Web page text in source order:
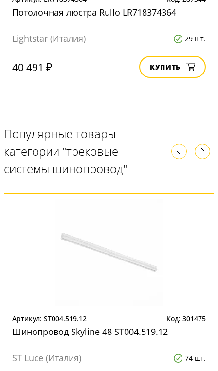
Потолочная люстра Rullo LR718374364
Lightstar (Италия) 29 шт.
40 491 ₽ КУПИТЬ
Популярные товары
категории "трековые
системы шинопровод"
Артикул: ST004.519.12 Код: 301475
Шинопровод Skyline 48 ST004.519.12
ST Luce (Италия) 74 шт.